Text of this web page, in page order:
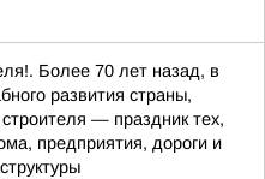
Более 70 лет назад, в
развития страны,
— праздник тех,
предприятия, дороги и